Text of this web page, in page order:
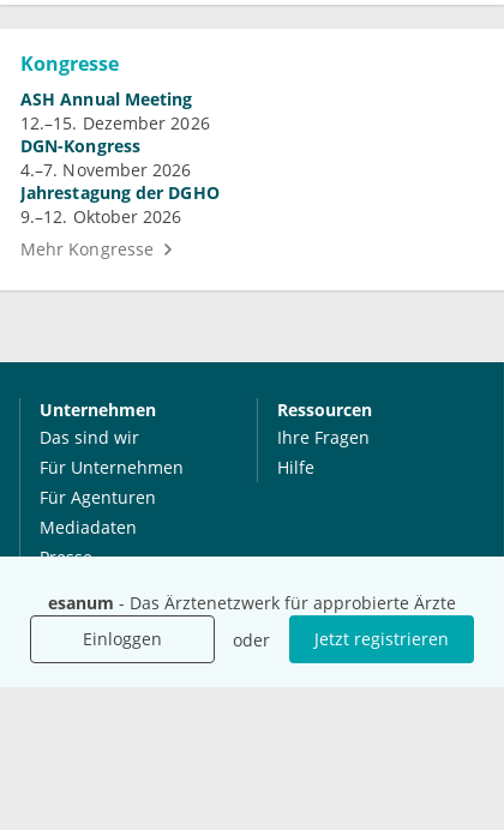
esanum - Das Ärztenetzwerk für approbierte Ärzte
Einloggen
oder Jetzt registrieren
Kongresse
ASH Annual Meeting
12.–15. Dezember 2026
DGN-Kongress
4.–7. November 2026
Jahrestagung der DGHO
9.–12. Oktober 2026
Mehr Kongresse
Unternehmen
Das sind wir
Für Unternehmen
Für Agenturen
Mediadaten
Presse
Jobs
Ressourcen
Ihre Fragen
Hilfe